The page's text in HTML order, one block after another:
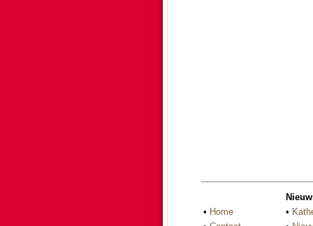
• Home
•